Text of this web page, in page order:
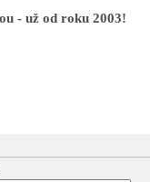
- už od roku 2003!